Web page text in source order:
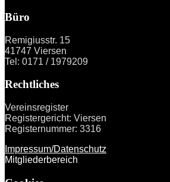
Büro
Remigiusstr. 15
41747 Viersen
Tel: 0171 / 1979209
Rechtliches
Vereinsregister
Registergericht: Viersen
Registernummer: 3316
Impressum/Datenschutz
Mitgliederbereich